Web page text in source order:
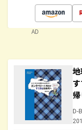
AD
D-